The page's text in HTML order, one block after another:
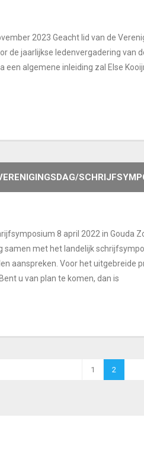
2023 Geacht lid van de
de jaarlijkse ledenvergadering van
een algemene inleiding zal Else
8 april 2022 in Gouda
samen met het landelijk
aanspreken. Voor het uitgebreide
u van plan te komen, dan is
1 2